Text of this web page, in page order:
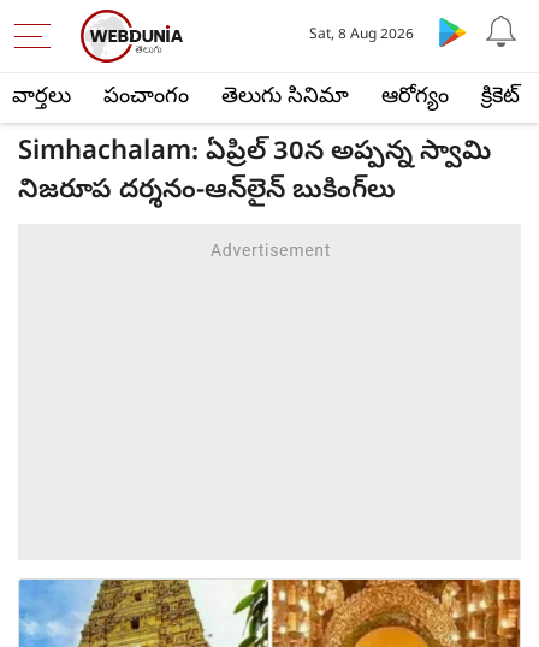
వార్తలు పంచాంగం తెలుగు సినిమా ఆరోగ్యం క్రికెట్
Sat, 8 Aug 2026
Simhachalam: ఏప్రిల్ 30న అప్పన్న స్వామి
నిజరూప దర్శనం-ఆన్‌లైన్ బుకింగ్‌లు